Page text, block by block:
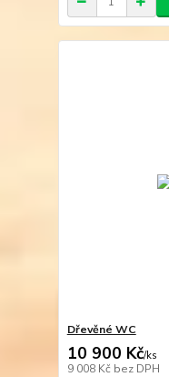
Dřevěné WC
10 900 Kč/ks
9 008 Kč bez DPH